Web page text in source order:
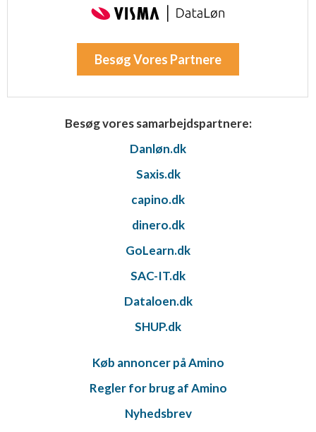
Besøg Vores Partnere
Besøg vores samarbejdspartnere:
Danløn.dk
Saxis.dk
capino.dk
dinero.dk
GoLearn.dk
SAC-IT.dk
Dataloen.dk
SHUP.dk
Køb annoncer på Amino
Regler for brug af Amino
Nyhedsbrev